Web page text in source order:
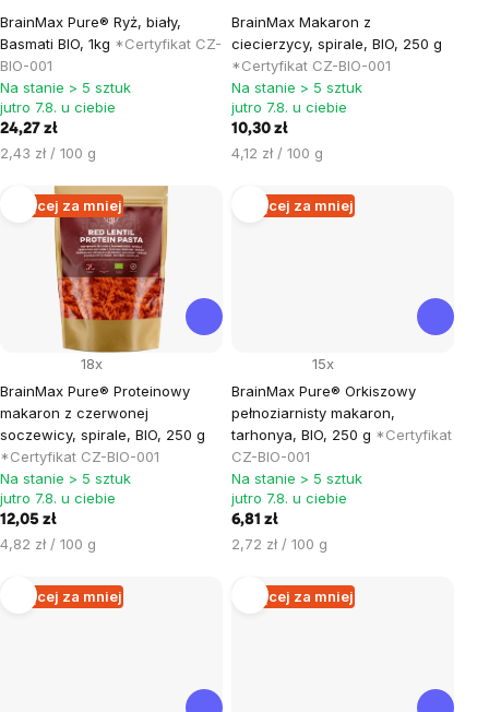
BrainMax Pure® Ryż, biały,
Basmati BIO, 1kg *Certyfikat CZ-
BIO-001
Na stanie > 5 sztuk
jutro 7.8. u ciebie
24,27 zł
Cena
2,43 zł / 100 g
BrainMax Makaron z
ciecierzycy, spirale, BIO, 250 g
*Certyfikat CZ-BIO-001
Na stanie > 5 sztuk
jutro 7.8. u ciebie
10,30 zł
Cena
4,12 zł / 100 g
Więcej za mniej
BrainMax Pure® Proteinowy
makaron z czerwonej
soczewicy, spirale, BIO, 250 g
*Certyfikat CZ-BIO-001
18x
Na stanie > 5 sztuk
jutro 7.8. u ciebie
12,05 zł
Cena
4,82 zł / 100 g
Więcej za mniej
BrainMax Pure® Orkiszowy
pełnoziarnisty makaron,
tarhonya, BIO, 250 g *Certyfikat
CZ-BIO-001
15x
Na stanie > 5 sztuk
jutro 7.8. u ciebie
6,81 zł
Cena
2,72 zł / 100 g
Więcej za mniej Więcej za mniej